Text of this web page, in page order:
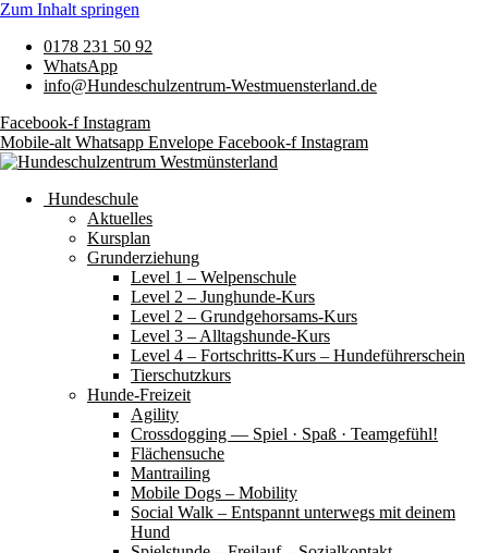
Zum Inhalt springen
0178 231 50 92
WhatsApp
info@Hundeschulzentrum-Westmuensterland.de
Facebook-f Instagram
Mobile-alt Whatsapp Envelope Facebook-f Instagram
Hundeschule
Aktuelles
Kursplan
Grunderziehung
Level 1 – Welpenschule
Level 2 – Junghunde-Kurs
Level 2 – Grundgehorsams-Kurs
Level 3 – Alltagshunde-Kurs
Level 4 – Fortschritts-Kurs – Hundeführerschein
Tierschutzkurs
Hunde-Freizeit
Agility
Crossdogging — Spiel · Spaß · Teamgefühl!
Flächensuche
Mantrailing
Mobile Dogs – Mobility
Social Walk – Entspannt unterwegs mit deinem
Hund